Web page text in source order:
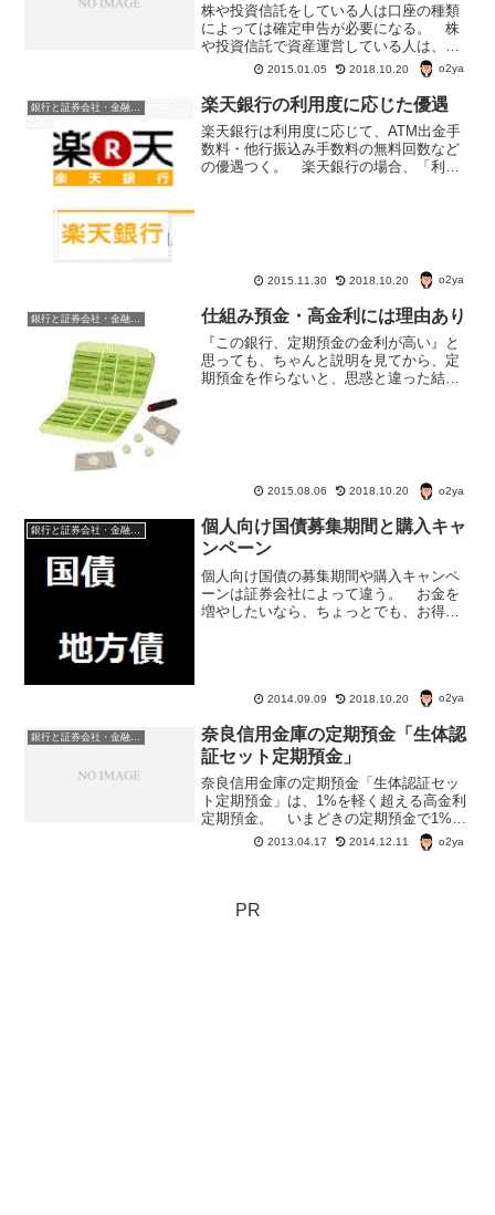
株や投資信託をしている人は口座の種類
によっては確定申告が必要になる。 株
や投資信託で資産運営している人は、ま
ず、自分の口座が一般口座か特定口座か
確認してみよう。 一般口座なら確定申
告が必要だ。 特定口座の場合も確定申
告が必要なケースがある。...
2015.01.05 2018.10.20 o2ya
銀行と証券会社・金融商品 楽天銀行の利用度に応じた優遇
楽天銀行は利用度に応じて、ATM出金手
数料・他行振込み手数料の無料回数など
の優遇つく。 楽天銀行の場合、「利用
2015.11.30 2018.10.20 o2ya
仕組み預金・高金利には理由あり
『この銀行、定期預金の金利が高い』と
思っても、ちゃんと説明を見てから、定
期預金を作らないと、思惑と違った結果
2015.08.06 2018.10.20 o2ya
個人向け国債募集期間と購入キャ
ンペーン
個人向け国債の募集期間や購入キャンペ
ーンは証券会社によって違う。 お金を
増やしたいなら、ちょっとでも、お得な
2014.09.09 2018.10.20 o2ya
銀行と証券会社・金融商品
奈良信用金庫の定期預金「生体認
証セット定期預金」
奈良信用金庫の定期預金「生体認証セッ
ト定期預金」は、1%を軽く超える高金利
定期預金。 いまどきの定期預金で1%を
超えるというのはすごい高金利定期預金
だと思う。 もちろん条件がある。奈良
2013.04.17 2014.12.11 o2ya
PR